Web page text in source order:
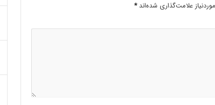
علامت‌گذاری شده‌اند*